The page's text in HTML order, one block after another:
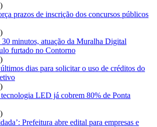
prazos de inscrição dos concursos públicos
30 minutos, atuação da Muralha Digital
furtado no Contorno
dias para solicitar o uso de créditos do
LED já cobrem 80% de Ponta
Prefeitura abre edital para empresas e